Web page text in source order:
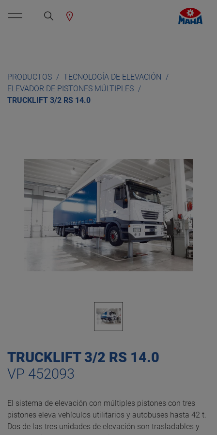
PRODUCTOS
TECNOLOGÍA DE ELEVACIÓN
ELEVADOR DE PISTONES MÚLTIPLES
TRUCKLIFT 3/2 RS 14.0
TRUCKLIFT 3/2 RS 14.0
VP 452093
El sistema de elevación con múltiples pistones con tres
pistones eleva vehículos utilitarios y autobuses hasta 42 t.
Dos de las tres unidades de elevación son trasladables y